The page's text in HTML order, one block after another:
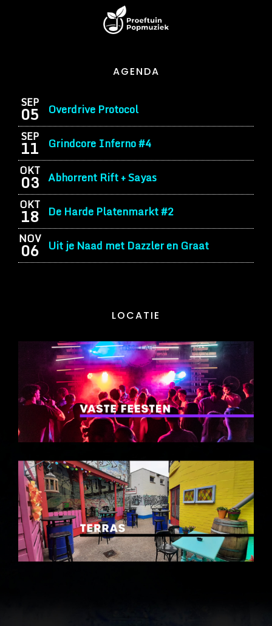
AGENDA
SEP
05 Overdrive Protocol
SEP
11 Grindcore Inferno #4
OKT
03 Abhorrent Rift + Sayas
OKT
18 De Harde Platenmarkt #2
NOV
06 Uit je Naad met Dazzler en Graat
LOCATIE